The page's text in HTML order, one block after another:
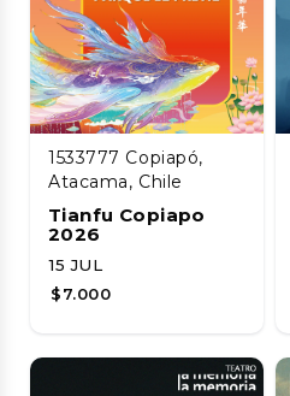
1533777 Copiapó,
Atacama, Chile
Tianfu Copiapo
2026
15 JUL
$7.000